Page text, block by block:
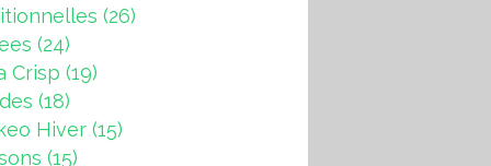
(26)
(24)
Crisp (19)
(18)
Hiver (15)
(15)